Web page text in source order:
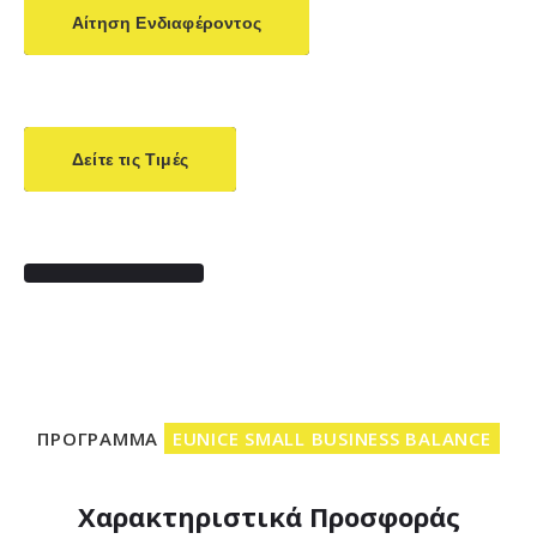
Αίτηση Ενδιαφέροντος
Δείτε τις Τιμές
ΠΡΟΓΡΑΜΜΑ EUNICE SMALL BUSINESS BALANCE
Χαρακτηριστικά Προσφοράς